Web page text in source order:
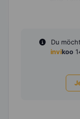
Du
invikoo